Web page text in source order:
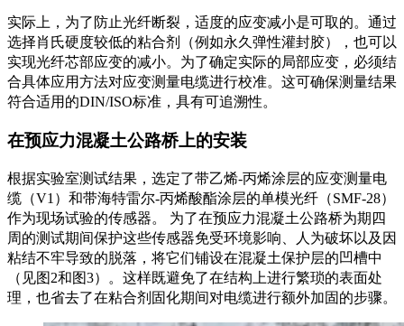
实际上，为了防止光纤断裂，适度的应变减小是可取的。通过
选择肖氏硬度较低的粘合剂（例如永久弹性灌封胶），也可以
实现光纤芯部应变的减小。为了确定实际的局部应变，必须结
合具体应用方法对应变测量电缆进行校准。这可确保测量结果
符合适用的DIN/ISO标准，具有可追溯性。
在预应力混凝土公路桥上的安装
根据实验室测试结果，选定了带乙烯-丙烯涂层的应变测量电
缆（V1）和带海特雷尔-丙烯酸酯涂层的单模光纤（SMF-28）
作为现场试验的传感器。 为了在预应力混凝土公路桥为期四
周的测试期间保护这些传感器免受环境影响、人为破坏以及因
粘结不牢导致的脱落，将它们铺设在混凝土保护层的凹槽中
（见图2和图3）。这样既避免了在结构上进行繁琐的表面处
理，也省去了在粘合剂固化期间对电缆进行额外加固的步骤。